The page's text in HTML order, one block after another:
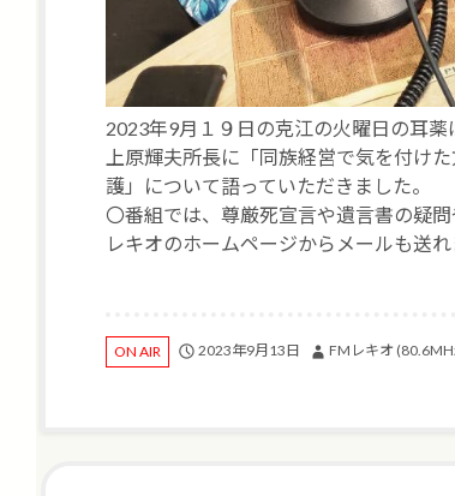
2023年9月１９日の克江の火曜日の耳
上原輝夫所長に「同族経営で気を付け
護」について語っていただきました。
〇番組では、尊厳死宣言や遺言書の疑
レキオのホームページからメールも送
ON AIR 2023年9月13日 FMレキオ